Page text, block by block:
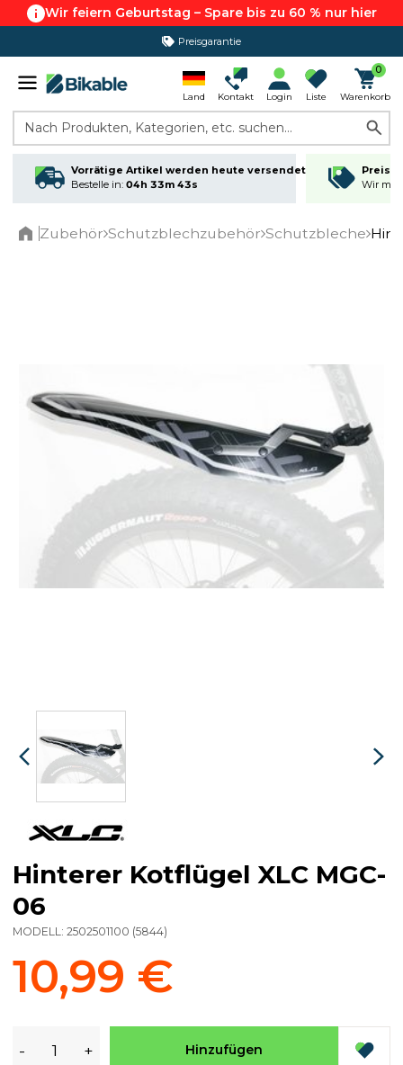
Wir feiern Geburtstag – Spare bis zu 60 % nur hier
Preisgarantie
365 Tage Rückgabe*
Land Kontakt Login Liste
0
Warenkorb
Nach Produkten, Kategorien, etc. suchen...
Vorrätige Artikel werden heute versendet
Bestelle in: 04h 33m 42s
Wir
Zubehör Schutzblechzubehör Schutzbleche
Hinterer Kotflügel XLC MGC-
06
MODELL: 2502501100 (5844)
10,99 €
- + Hinzufügen